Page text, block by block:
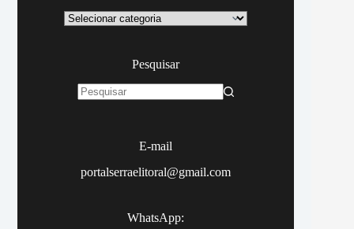
Categoria
Pesquisar
E-mail
portalserraelitoral@gmail.com
WhatsApp: